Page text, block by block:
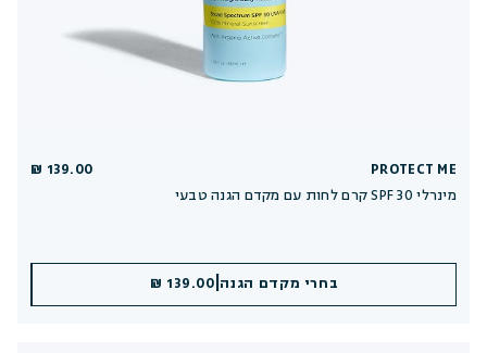
PROTECT ME
קרם לחות עם מקדם הגנה טבעי SPF 30 מינרלי
139.00 ₪
בחרי מקדם הגנה 139.00 ₪ הוספה לסל|
139.00 ₪